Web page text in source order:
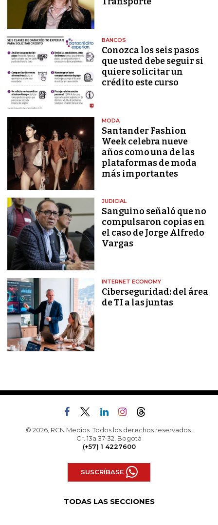
BANCOS
Conozca los seis pasos
que usted debe seguir si
quiere solicitar un
crédito este curso
MODA
Santander Fashion
Week celebra nueve
años como una de las
plataformas de moda
más importantes
JUDICIAL
Sanguino señaló que no
compulsaron copias en
el caso de Jorge Alfredo
Vargas
INTERNET ECONOMY
Ciberseguridad: del área
de TI a las juntas
© 2026, RCN Medios. Todos los derechos reservados.
Cr. 13a 37-32, Bogotá
(+57) 1 4227600
SUSCRÍBASE
TODAS LAS SECCIONES